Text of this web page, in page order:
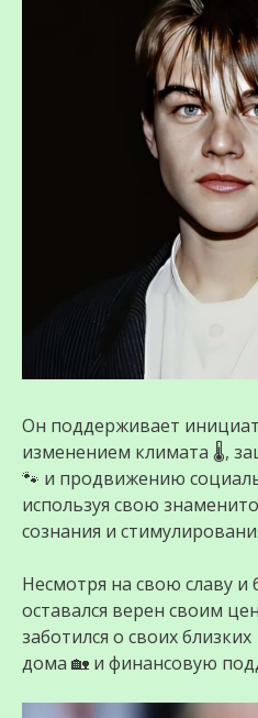
Он поддерживает
изменением климата 🌡️,
🐾 и продвижению
используя свою
сознания и
Несмотря на свою славу и
оставался верен своим
заботился о своих
дома 🏡 и финансовую